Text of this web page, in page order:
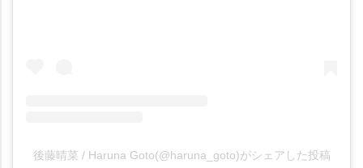
後藤晴菜 / Haruna Goto(@haruna_goto)がシェアした投稿